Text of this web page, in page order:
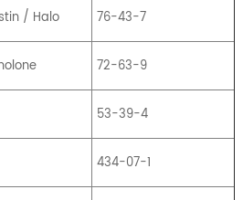
/ Halo 76-43-7
72-63-9
53-39-4
434-07-1